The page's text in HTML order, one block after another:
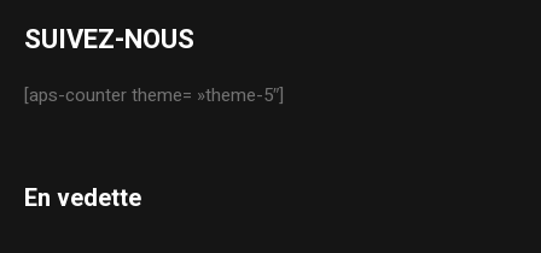
SUIVEZ-NOUS
[aps-counter theme= »theme-5″]
En vedette